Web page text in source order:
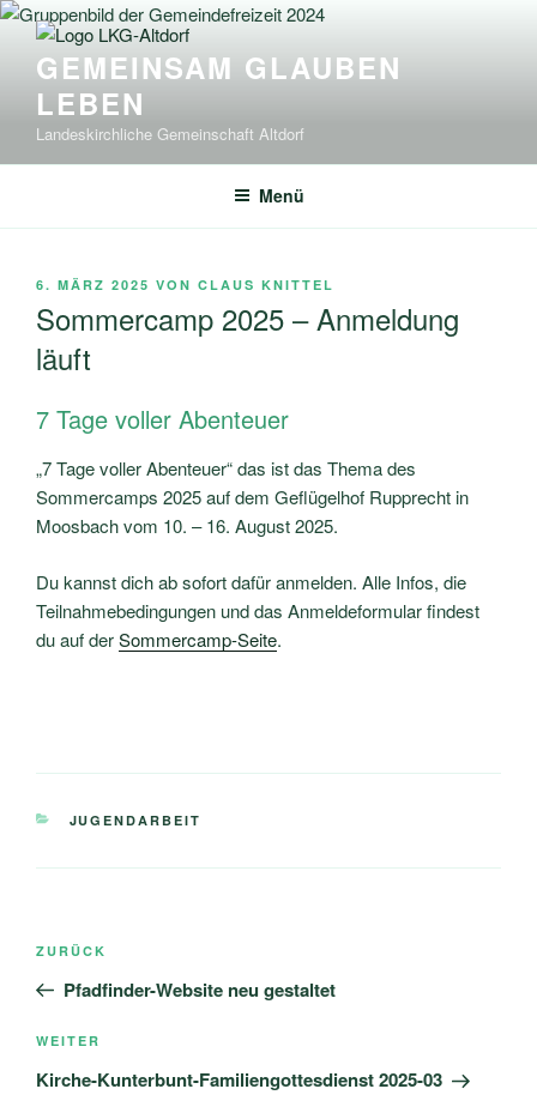
Zum
Inhalt
springenGEMEINSAM GLAUBEN
LEBEN
Landeskirchliche Gemeinschaft Altdorf
Menü
VERÖFFENTLICHT
6. MÄRZ 2025 VON CLAUS KNITTEL
Sommercamp 2025 – Anmeldung
läuft
7 Tage voller Abenteuer
„7 Tage voller Abenteuer“ das ist das Thema des
Sommercamps 2025 auf dem Geflügelhof Rupprecht in
Moosbach vom 10. – 16. August 2025.
Du kannst dich ab sofort dafür anmelden. Alle Infos, die
Teilnahmebedingungen und das Anmeldeformular findest
du auf derSommercamp-Seite.
KATEGORIEN
JUGENDARBEIT
Beitragsnavigation
Vorheriger
Beitrag
ZURÜCK
Pfadfinder-Website neu gestaltet
Nächster
Beitrag
WEITER
Kirche-Kunterbunt-Familiengottesdienst 2025-03